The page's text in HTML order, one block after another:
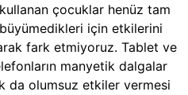
çocuklar henüz tam
için etkilerini
fark etmiyoruz. Tablet ve
manyetik dalgalar
da olumsuz etkiler vermesi